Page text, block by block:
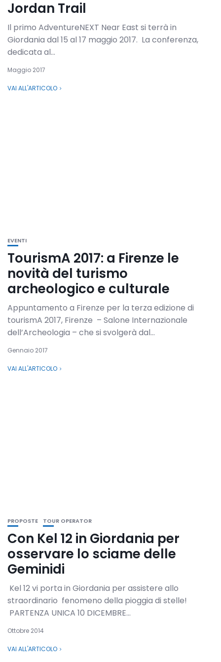
Jordan Trail
Il primo AdventureNEXT Near East si terrà in
Giordania dal 15 al 17 maggio 2017. La conferenza,
dedicata al...
Maggio 2017
VAI ALL'ARTICOLO
EVENTI
TourismA 2017: a Firenze le
novità del turismo
archeologico e culturale
Appuntamento a Firenze per la terza edizione di
tourismA 2017, Firenze – Salone Internazionale
dell’Archeologia – che si svolgerà dal...
Gennaio 2017
VAI ALL'ARTICOLO
PROPOSTE TOUR OPERATOR
Con Kel 12 in Giordania per
osservare lo sciame delle
Geminidi
Kel 12 vi porta in Giordania per assistere allo
straordinario fenomeno della pioggia di stelle!
PARTENZA UNICA 10 DICEMBRE...
Ottobre 2014
VAI ALL'ARTICOLO